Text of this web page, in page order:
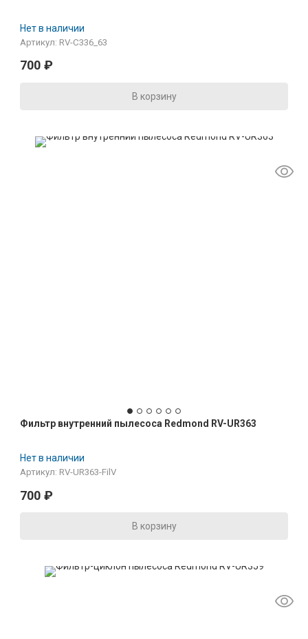
Нет в наличии
Артикул: RV-C336_63
700 ₽
В корзину
Фильтр внутренний пылесоса Redmond RV-UR363
Нет в наличии
Артикул: RV-UR363-FilV
700 ₽
В корзину